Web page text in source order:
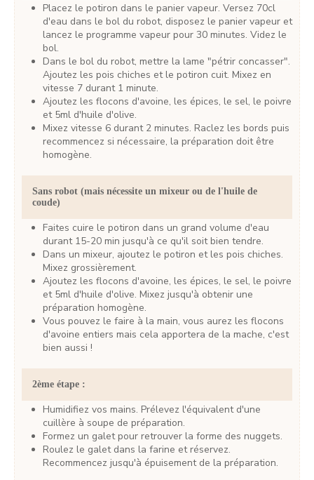
Placez le potiron dans le panier vapeur. Versez 70cl
d'eau dans le bol du robot, disposez le panier vapeur et
lancez le programme vapeur pour 30 minutes. Videz le
bol.
Dans le bol du robot, mettre la lame "pétrir concasser".
Ajoutez les pois chiches et le potiron cuit. Mixez en
vitesse 7 durant 1 minute.
Ajoutez les flocons d'avoine, les épices, le sel, le poivre
et 5ml d'huile d'olive.
Mixez vitesse 6 durant 2 minutes. Raclez les bords puis
recommencez si nécessaire, la préparation doit être
homogène.
Sans robot (mais nécessite un mixeur ou de l'huile de
coude)
Faites cuire le potiron dans un grand volume d'eau
durant 15-20 min jusqu'à ce qu'il soit bien tendre.
Dans un mixeur, ajoutez le potiron et les pois chiches.
Mixez grossièrement.
Ajoutez les flocons d'avoine, les épices, le sel, le poivre
et 5ml d'huile d'olive. Mixez jusqu'à obtenir une
préparation homogène.
Vous pouvez le faire à la main, vous aurez les flocons
d'avoine entiers mais cela apportera de la mache, c'est
bien aussi !
2ème étape :
Humidifiez vos mains. Prélevez l'équivalent d'une
cuillère à soupe de préparation.
Formez un galet pour retrouver la forme des nuggets.
Roulez le galet dans la farine et réservez.
Recommencez jusqu'à épuisement de la préparation.